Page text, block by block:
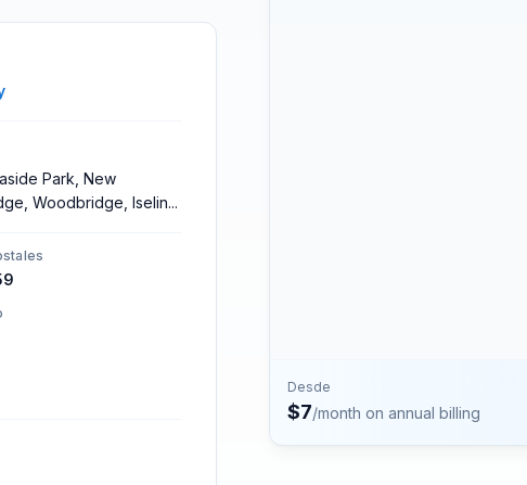
Park, New
Woodbridge, Iselin...
Desde
$7/month on annual billing